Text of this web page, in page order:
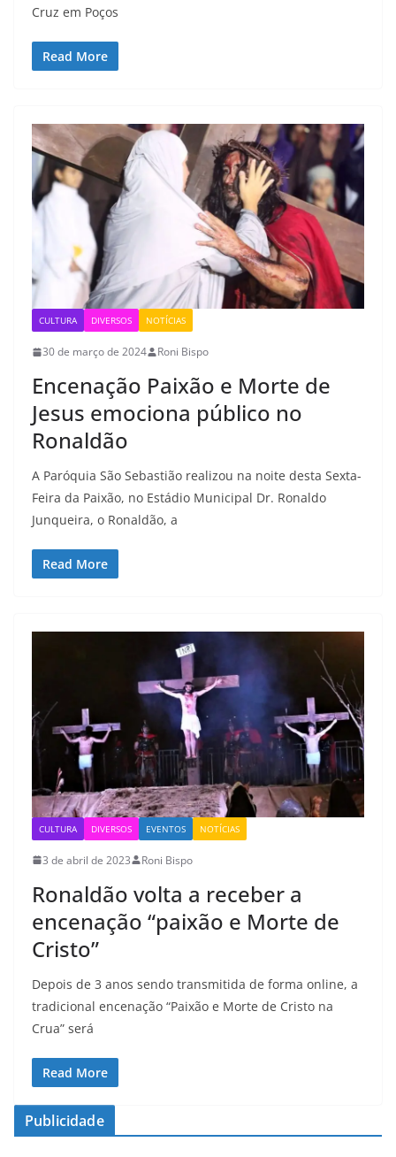
Cruz em Poços
Read More
CULTURA DIVERSOS NOTÍCIAS
30 de março de 2024 Roni Bispo
Encenação Paixão e Morte de
Jesus emociona público no
Ronaldão
A Paróquia São Sebastião realizou na noite desta Sexta-
Feira da Paixão, no Estádio Municipal Dr. Ronaldo
Junqueira, o Ronaldão, a
Read More
CULTURA DIVERSOS EVENTOS NOTÍCIAS
3 de abril de 2023 Roni Bispo
Ronaldão volta a receber a
encenação “paixão e Morte de
Cristo”
Depois de 3 anos sendo transmitida de forma online, a
tradicional encenação “Paixão e Morte de Cristo na
Crua” será
Read More
Publicidade